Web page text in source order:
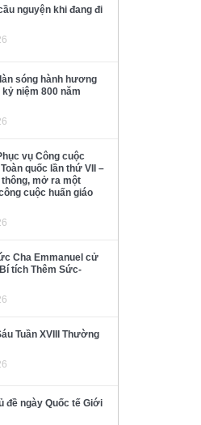
nguyện khi đang đi
sóng hành hương
niệm 800 năm
vụ Công cuộc
quốc lần thứ VII –
mở ra một
cuộc huấn giáo
Cha Emmanuel cử
tích Thêm Sức-
Tuần XVIII Thường
đề ngày Quốc tế Giới